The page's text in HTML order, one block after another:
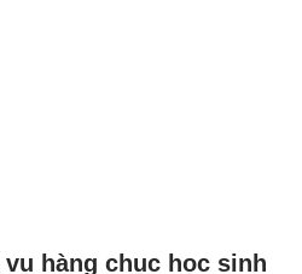
hàng chục học sinh